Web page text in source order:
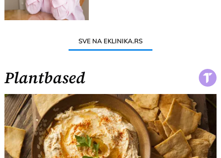
SVE NA EKLINIKA.RS
Plantbased